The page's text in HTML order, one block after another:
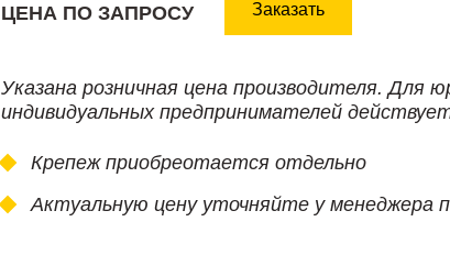
ЦЕНА ПО ЗАПРОСУ Заказать
Указана розничная цена производителя. Для
индивидуальных предпринимателей
Крепеж приобреотается отдельно
Актуальную цену уточняйте у менеджера